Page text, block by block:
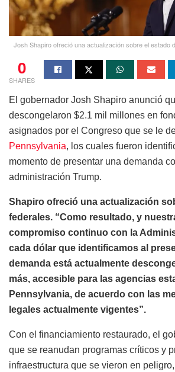
Josh Shapiro ofreció una actualización sobre el estado
0
SHARES
El gobernador Josh Shapiro anunció
descongelaron $2.1 mil millones en
asignados por el Congreso que se le
Pennsylvania, los cuales fueron
momento de presentar una demanda
administración Trump.
Shapiro ofreció una actualización
federales. “Como resultado, y
compromiso continuo con la
cada dólar que identificamos al
demanda está actualmente
más, accesible para las agencias
Pennsylvania, de acuerdo con las
legales actualmente vigentes”.
Con el financiamiento restaurado, el
que se reanudan programas críticos y
infraestructura que se vieron en